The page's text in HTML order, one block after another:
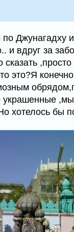
Джунагадху
вдруг за
это?Я
хотелось бы